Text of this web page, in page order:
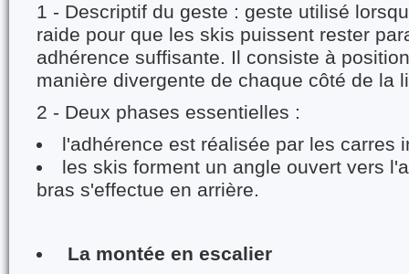
1 - Descriptif du geste : geste utilisé
raide pour que les skis puissent rester
adhérence suffisante. Il consiste à
manière divergente de chaque côté de la
2 - Deux phases essentielles :
l'adhérence est réalisée par les carres
les skis forment un angle ouvert vers
bras s'effectue en arrière.
La montée en escalier